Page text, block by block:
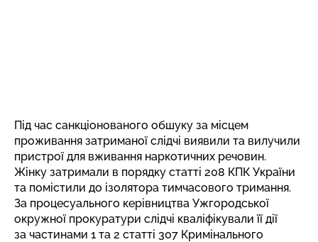
Під час санкціонованого обшуку за місцем
проживання затриманої слідчі виявили та вилучили
пристрої для вживання наркотичних речовин.
Жінку затримали в порядку статті 208 КПК України
та помістили до ізолятора тимчасового тримання.
За процесуального керівництва Ужгородської
окружної прокуратури слідчі кваліфікували її дії
за частинами 1 та 2 статті 307 Кримінального